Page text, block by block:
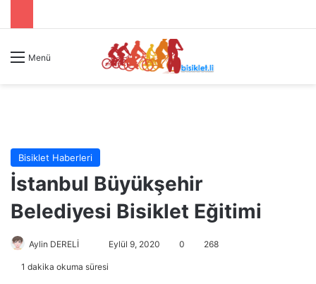
Menü
Bisiklet Haberleri
İstanbul Büyükşehir
Belediyesi Bisiklet Eğitimi
Aylin DERELİ Eylül 9, 2020 0 268
1 dakika okuma süresi